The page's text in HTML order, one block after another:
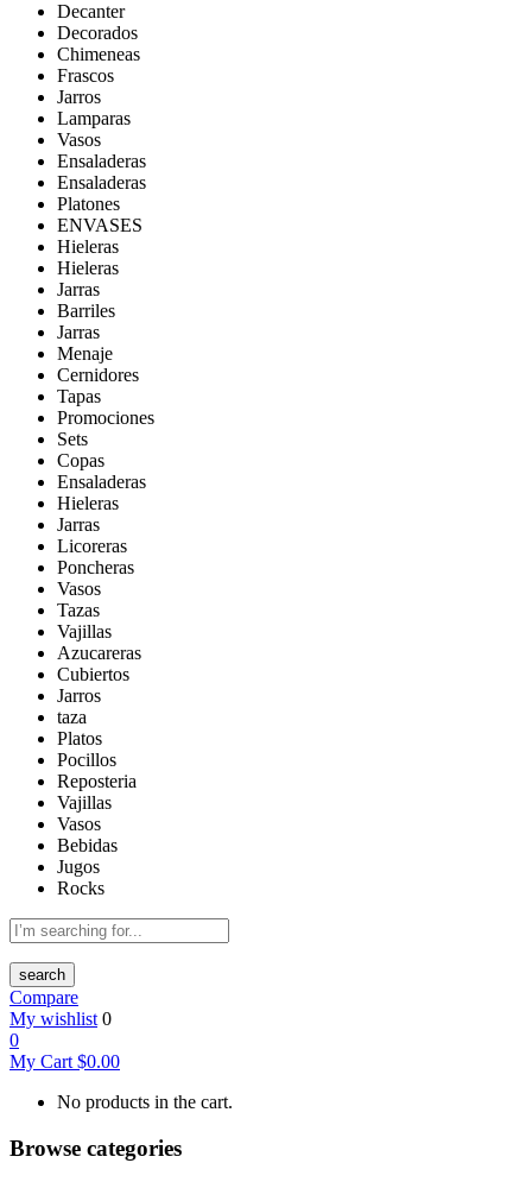
Decanter
Decorados
Chimeneas
Frascos
Jarros
Lamparas
Vasos
Ensaladeras
Ensaladeras
Platones
ENVASES
Hieleras
Hieleras
Jarras
Barriles
Jarras
Menaje
Cernidores
Tapas
Promociones
Sets
Copas
Ensaladeras
Hieleras
Jarras
Licoreras
Poncheras
Vasos
Tazas
Vajillas
Azucareras
Cubiertos
Jarros
taza
Platos
Pocillos
Reposteria
Vajillas
Vasos
Bebidas
Jugos
Rocks
search
Compare
My wishlist 0
0
My Cart $0.00
No products in the cart.
Browse categories